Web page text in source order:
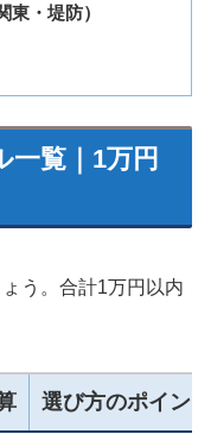
・堤防）
一覧｜1万円
う。合計1万円以内
選び方のポイント